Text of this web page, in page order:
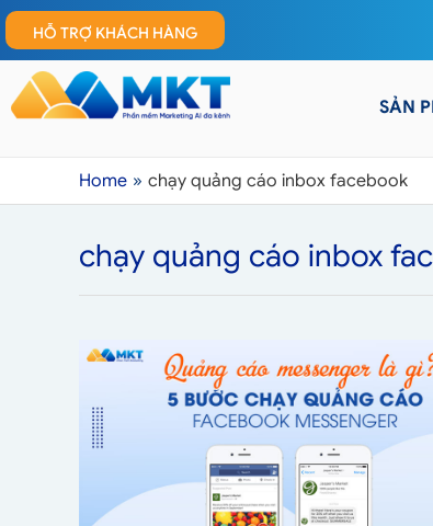
HỖ TRỢ KHÁCH HÀNG
SẢN
Home chạy quảng cáo inbox facebook
chạy quảng cáo inbox